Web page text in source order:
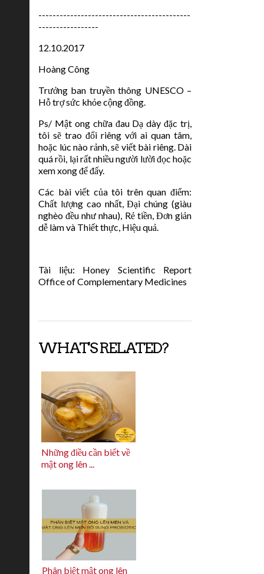
-------------------------------------------
-----------------
12.10.2017
Hoàng Công
Trưởng ban truyền thông UNESCO –
Hỗ trợ sức khỏe cộng đồng.
Ps/ Mật ong chữa đau Dạ dày đặc trị,
tôi sẽ trao đổi riêng với ai quan tâm,
hoặc lúc nào rảnh, sẽ viết bài riêng. Dài
quá rồi, lại rất nhiều người lười đọc hoặc
xem xong để đấy.
Các bài viết của tôi trên quan điểm:
Chất lượng cao nhất, Đại chúng (giàu
nghèo đều như nhau), Rẻ tiền, Đơn giản
dễ làm và Thiết thực, Hiệu quả.
Tài liệu: Honey Scientific Report
Office of Complementary Medicines
WHAT'S RELATED?
Những điều cần biết về
mật ong lên ...
Phân biệt mật ong lên